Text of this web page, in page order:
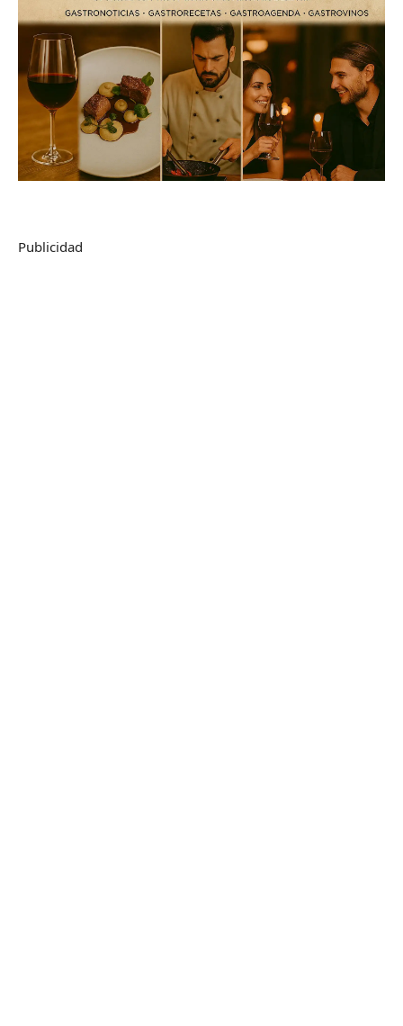
Publicidad